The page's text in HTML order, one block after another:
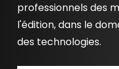
professionnels des
l'édition, dans le
des technologies.